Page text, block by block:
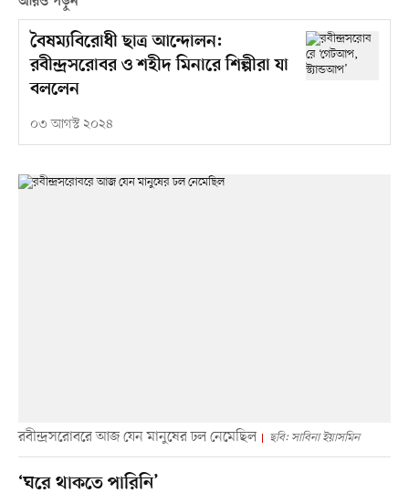
বৈষম্যবিরোধী ছাত্র আন্দোলন:
রবীন্দ্রসরোবর ও শহীদ মিনারে শিল্পীরা যা
বললেন
০৩ আগস্ট ২০২৪
রবীন্দ্রসরোবরে আজ যেন মানুষের ঢল নেমেছিল ছবি: সাবিনা ইয়াসমিন
‘ঘরে থাকতে পারিনি’